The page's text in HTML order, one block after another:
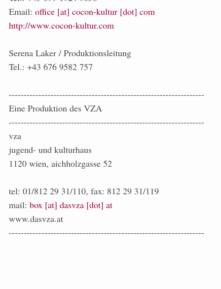
Email: office [at] cocon-kultur [dot] com
http://www.cocon-kultur.com
Serena Laker / Produktionsleitung
Tel.: +43 676 9582 757
------------------------------------------------------------------
Eine Produktion des VZA
------------------------------------------------------------------
vza
jugend- und kulturhaus
1120 wien, aichholzgasse 52
tel: 01/812 29 31/110, fax: 812 29 31/119
mail: box [at] dasvza [dot] at
www.dasvza.at
------------------------------------------------------------------